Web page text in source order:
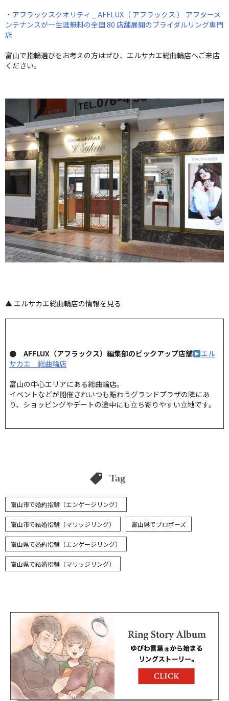
・アフラックスクオリティ _ AFFLUX（ アフラックス ） アフターメ
ンテナンスが一生涯無料の全国 80 店舗展開のブライダルリング専門
店
富山で指輪選びをお考えの方はぜひ、エルサカエ総曲輪店へご来店
ください。
▲ エルサカエ総曲輪店の情報を見る
● AFFLUX（アフラックス）編集部のピックアップ店舗
エル
サカエ 総曲輪店
富山の中心エリアにある総曲輪店。
イベントなどが開催されいつも賑わうグランドプラザの隣にあ
り、ショッピングやデートの途中にも立ち寄りやすい立地です。
Tag
富山市で婚約指輪（エンゲージリング）
富山市で結婚指輪（マリッジリング） 富山県でプロポーズ
富山県で婚約指輪（エンゲージリング）
富山県で結婚指輪（マリッジリング）